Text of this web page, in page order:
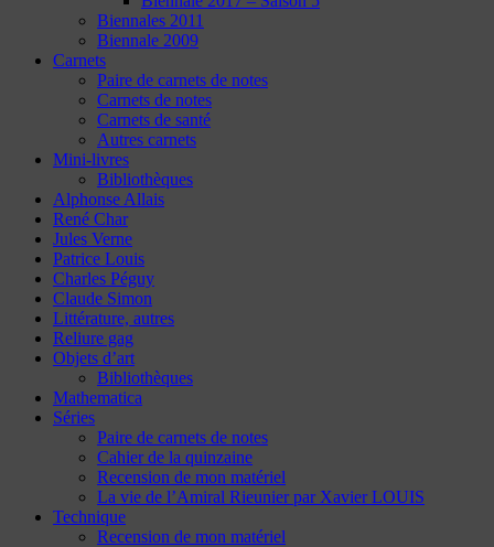
Biennales 2011
Biennale 2009
Carnets
Paire de carnets de notes
Carnets de notes
Carnets de santé
Autres carnets
Mini-livres
Bibliothèques
Alphonse Allais
René Char
Jules Verne
Patrice Louis
Charles Péguy
Claude Simon
Littérature, autres
Reliure gag
Objets d’art
Bibliothèques
Mathematica
Séries
Paire de carnets de notes
Cahier de la quinzaine
Recension de mon matériel
La vie de l’Amiral Rieunier par Xavier LOUIS
Technique
Recension de mon matériel